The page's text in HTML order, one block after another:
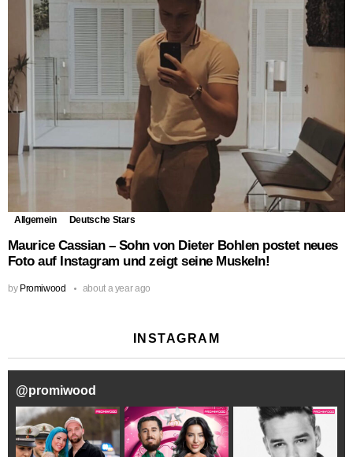
Allgemein Deutsche Stars
Maurice Cassian – Sohn von Dieter Bohlen postet neues
Foto auf Instagram und zeigt seine Muskeln!
by Promiwood about a year ago
INSTAGRAM
@promiwood